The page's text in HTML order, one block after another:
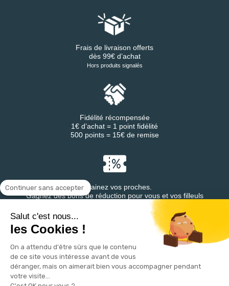
Continuer sans accepter
Salut c'est nous...
les Cookies !
On a attendu d'être sûrs que le contenu
de ce site vous intéresse avant de vous
déranger, mais on aimerait bien vous accompagner pendant
votre visite...
Frais de livraison offerts
dès 99€ d’achat
Hors produits signalés
Fidélité récompensée
1€ d’achat = 1 point fidélité
500 points = 15€ de remise
Parrainez vos proches.
Gagnez des bons de réduction pour vous et vos filleuls
Retrouvez DESTINEA® sur